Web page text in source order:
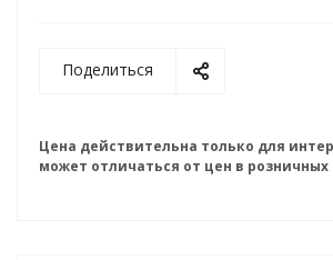
Поделиться
Цена действительна только для
может отличаться от цен в розничных